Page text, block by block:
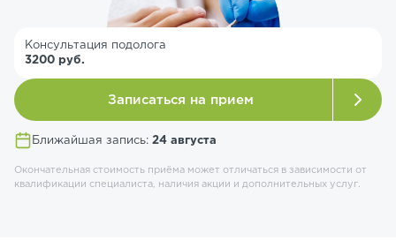
Ближайшая запись: 24 августа
Консультация подолога
3200 руб.
Записаться на прием
Окончательная стоимость приёма может отличаться в зависимости от
квалификации специалиста, наличия акции и дополнительных услуг.